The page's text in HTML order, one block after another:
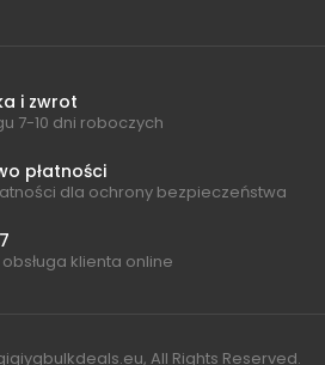
i zwrot
7-10 dni roboczych
płatności
dla ochrony bezpieczeństwa
klienta online
All Rights Reserved.